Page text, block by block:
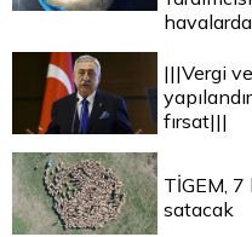
|||Vergi
fırsat|||
TİGEM,
satacak